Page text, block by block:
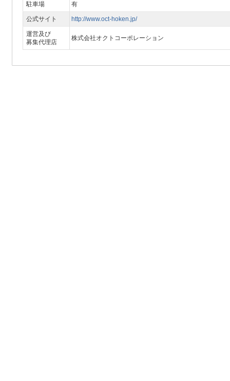
駐車場 有
公式サイト http://www.oct-hoken.jp/
運営及び
募集代理店
株式会社オクトコーポレーション